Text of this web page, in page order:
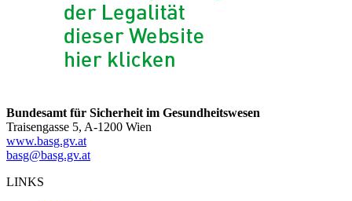
Bundesamt für Sicherheit im Gesundheitswesen
Traisengasse 5, A-1200 Wien
www.basg.gv.at
basg@basg.gv.at
LINKS